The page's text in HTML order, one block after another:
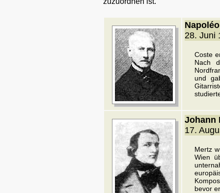
28. Juni
Coste
Nach
und
Johann
17.
Mertz
Wien
bevor